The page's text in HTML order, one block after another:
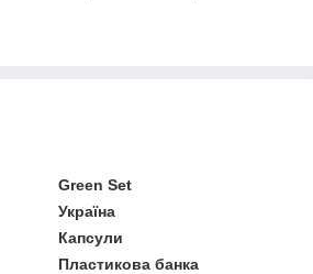
Green Set
Україна
Капсули
Пластикова банка